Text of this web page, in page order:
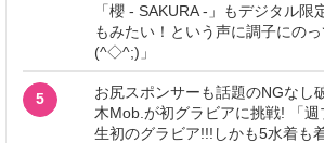
「櫻 - SAKURA -」もデジタル限
もみたい！という声に調子にの
(^◇^;)」
5
お尻スポンサーも話題のNGなし
木Mob.が初グラビアに挑戦! 「週
生初のグラビア!!!しかも5水着も